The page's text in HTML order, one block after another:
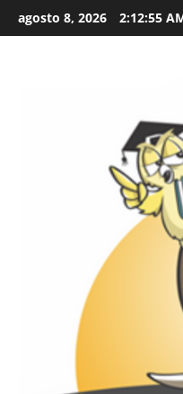
to
agosto 8, 2026 2:12:56